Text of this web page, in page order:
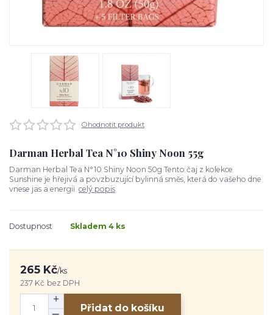
Ohodnotit produkt
Darman Herbal Tea N°10 Shiny Noon 55g
Darman Herbal Tea N°10 Shiny Noon 50g Tento čaj z kolekce
Sunshine je hřejivá a povzbuzující bylinná směs, která do vašeho dne
vnese jas a energii. celý popis
Dostupnost Skladem 4 ks
265 Kč/ks
237 Kč bez DPH
Přidat do košíku